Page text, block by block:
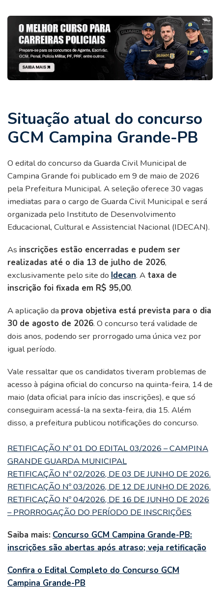
Situação atual do concurso
GCM Campina Grande-PB
O edital do concurso da Guarda Civil Municipal de
Campina Grande foi publicado em 9 de maio de 2026
pela Prefeitura Municipal. A seleção oferece 30 vagas
imediatas para o cargo de Guarda Civil Municipal e será
organizada pelo Instituto de Desenvolvimento
Educacional, Cultural e Assistencial Nacional (IDECAN).
As inscrições estão encerradas e pudem ser
realizadas até o dia 13 de julho de 2026,
exclusivamente pelo site do Idecan. A taxa de
inscrição foi fixada em R$ 95,00.
A aplicação da prova objetiva está prevista para o dia
30 de agosto de 2026. O concurso terá validade de
dois anos, podendo ser prorrogado uma única vez por
igual período.
Vale ressaltar que os candidatos tiveram problemas de
acesso à página oficial do concurso na quinta-feira, 14 de
maio (data oficial para início das inscrições), e que só
conseguiram acessá-la na sexta-feira, dia 15. Além
disso, a prefeitura publicou notificações do concurso.
RETIFICAÇÃO Nº 01 DO EDITAL 03/2026 – CAMPINA
GRANDE GUARDA MUNICIPAL
RETIFICAÇÃO Nº 02/2026, DE 03 DE JUNHO DE 2026.
RETIFICAÇÃO Nº 03/2026, DE 12 DE JUNHO DE 2026.
RETIFICAÇÃO Nº 04/2026, DE 16 DE JUNHO DE 2026
– PRORROGAÇÃO DO PERÍODO DE INSCRIÇÕES
Saiba mais: Concurso GCM Campina Grande-PB:
inscrições são abertas após atraso; veja retificação
Confira o Edital Completo do Concurso GCM
Campina Grande-PB